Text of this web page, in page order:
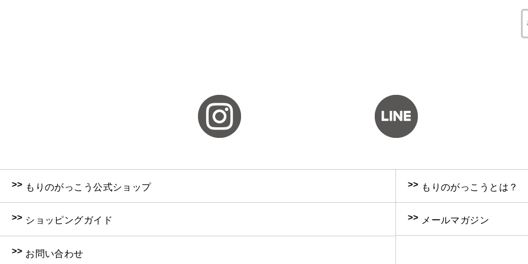
>> もりのがっこう公式ショップ >> もりのがっこうとは？
>> ショッピングガイド >> メールマガジン
>> お問い合わせ